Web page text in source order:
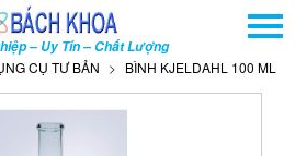
– Uy Tín – Chất Lượng
CỤ TƯ BẢN BÌNH KJELDAHL 100 ML (10